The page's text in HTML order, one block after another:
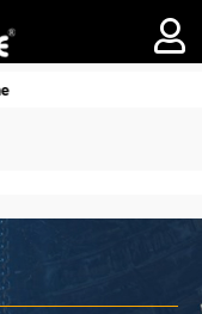
Closed Beta Norse Saga: